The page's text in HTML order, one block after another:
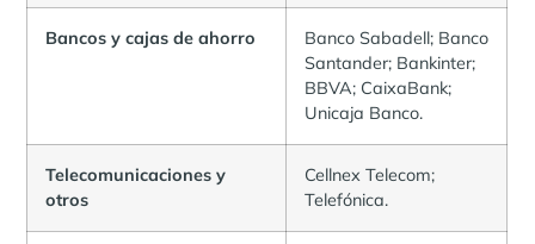
Bancos y cajas de ahorro
Banco Sabadell; Banco
Santander; Bankinter;
BBVA; CaixaBank;
Unicaja Banco.
Telecomunicaciones y
otros
Cellnex Telecom;
Telefónica.